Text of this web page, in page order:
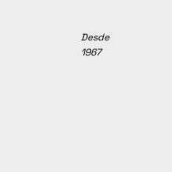
Desde
1967